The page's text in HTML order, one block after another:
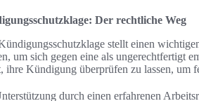
Der rechtliche Weg
stellt einen
um sich gegen eine als ungerechtfertigt
ihre Kündigung überprüfen zu lassen, um
durch einen erfahrenen